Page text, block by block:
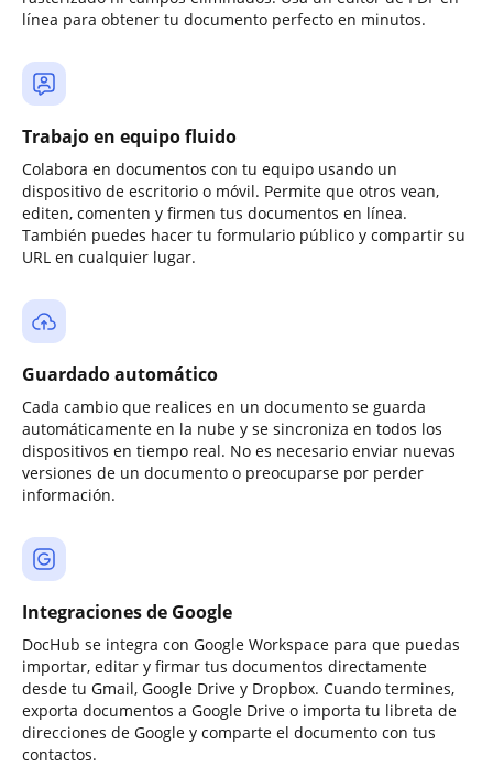
línea para obtener tu documento perfecto en minutos.
Trabajo en equipo fluido
Colabora en documentos con tu equipo usando un
dispositivo de escritorio o móvil. Permite que otros vean,
editen, comenten y firmen tus documentos en línea.
También puedes hacer tu formulario público y compartir su
URL en cualquier lugar.
Guardado automático
Cada cambio que realices en un documento se guarda
automáticamente en la nube y se sincroniza en todos los
dispositivos en tiempo real. No es necesario enviar nuevas
versiones de un documento o preocuparse por perder
información.
Integraciones de Google
DocHub se integra con Google Workspace para que puedas
importar, editar y firmar tus documentos directamente
desde tu Gmail, Google Drive y Dropbox. Cuando termines,
exporta documentos a Google Drive o importa tu libreta de
direcciones de Google y comparte el documento con tus
contactos.